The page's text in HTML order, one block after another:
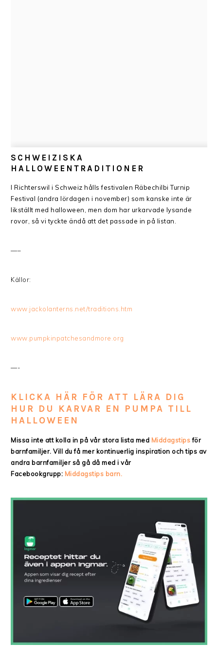
SCHWEIZISKA
HALLOWEENTRADITIONER
I Richterswil i Schweiz hålls festivalen Räbechilbi Turnip
Festival (andra lördagen i november) som kanske inte är
likställt med halloween, men dom har urkarvade lysande
rovor, så vi tyckte ändå att det passade in på listan.
—–
Källor:
www.jackolanterns.net/traditions.htm
www.pumpkinpatchesandmore.org
—-
KLICKA HÄR FÖR ATT LÄRA DIG
HUR DU KARVAR EN PUMPA TILL
HALLOWEEN
Missa inte att kolla in på vår stora lista med Middagstipsför
barnfamiljer. Vill du få mer kontinuerlig inspiration och tips av
andra barnfamiljer så gå då med i vår
Facebookgrupp: Middagstips barn.